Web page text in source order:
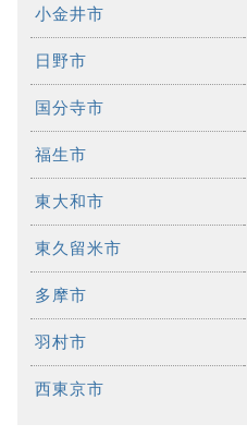
小金井市
日野市
国分寺市
福生市
東大和市
東久留米市
多摩市
羽村市
西東京市